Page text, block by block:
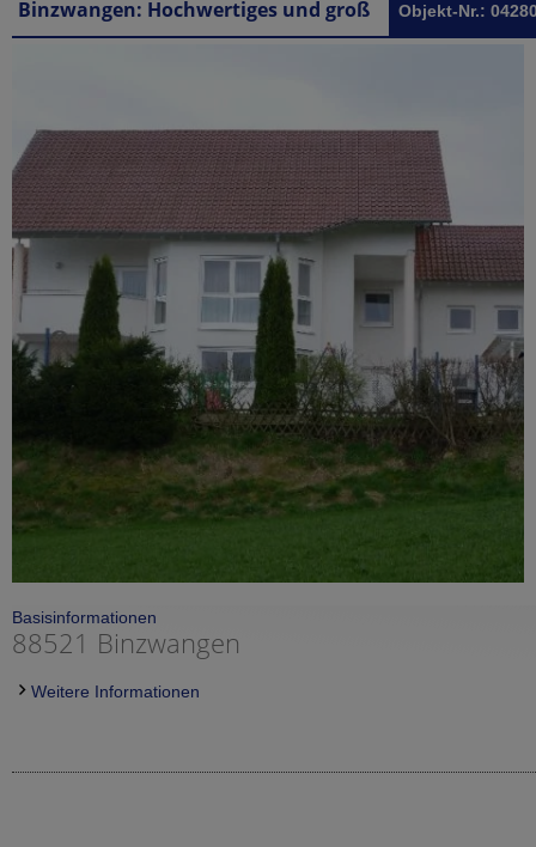
Objekt-Nr.:
Basisinformationen
88521 Binzwangen
Weitere Informationen